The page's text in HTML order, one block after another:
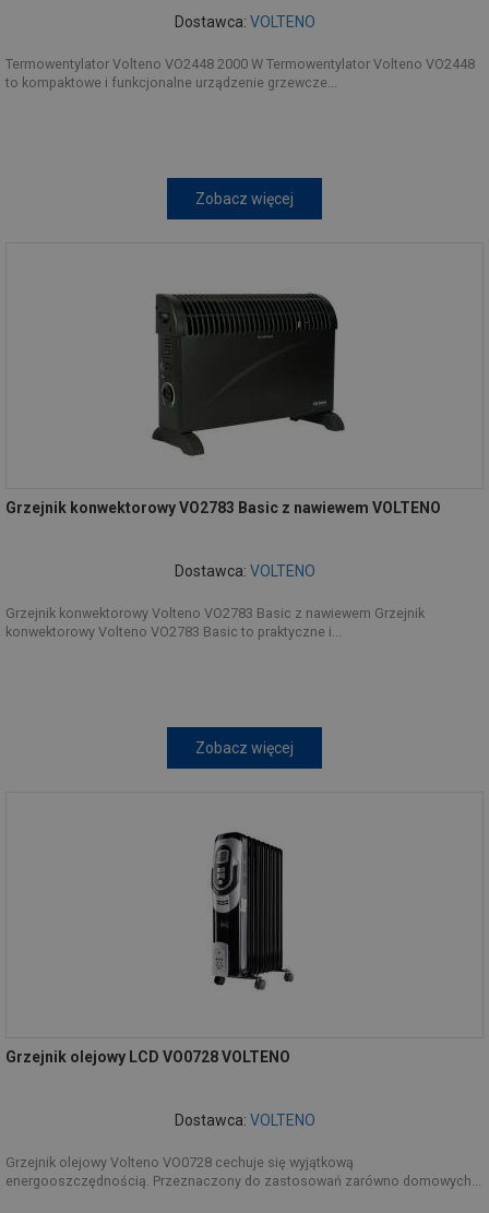
Dostawca: VOLTENO
Termowentylator Volteno VO2448 2000 W Termowentylator Volteno VO2448
to kompaktowe i funkcjonalne urządzenie grzewcze...
Zobacz więcej
Grzejnik konwektorowy VO2783 Basic z nawiewem VOLTENO
Dostawca: VOLTENO
Grzejnik konwektorowy Volteno VO2783 Basic z nawiewem Grzejnik
konwektorowy Volteno VO2783 Basic to praktyczne i...
Zobacz więcej
Grzejnik olejowy LCD VO0728 VOLTENO
Dostawca: VOLTENO
Grzejnik olejowy Volteno VO0728 cechuje się wyjątkową
energooszczędnością. Przeznaczony do zastosowań zarówno domowych...